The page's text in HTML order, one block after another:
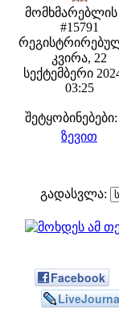
მომხმარებლის
#15791
კვირა, 22
სექტემბერი
03:25
შეტყობინებები:
ზევით
გადასვლა:
Facebook